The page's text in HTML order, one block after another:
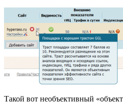
Такой вот необъективный